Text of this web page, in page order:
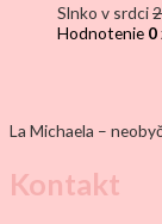
Slnko v srdci
Hodnotenie 0
La Michaela –
Kontakt